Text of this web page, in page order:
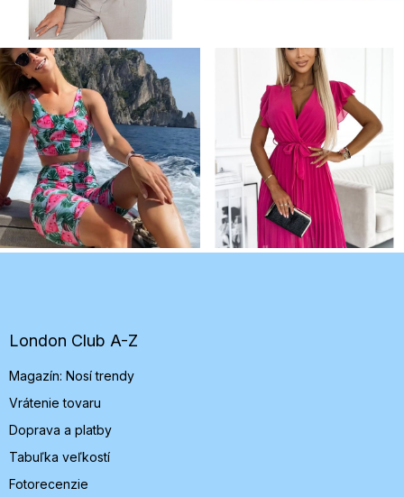
e
London Club A-Z
Magazín: Nosí trendy
Vrátenie tovaru
Doprava a platby
Tabuľka veľkostí
Fotorecenzie